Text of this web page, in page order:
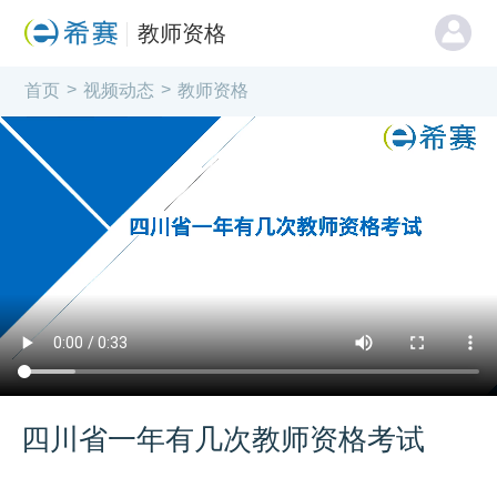
教师资格
首页 > 视频动态 > 教师资格
四川省一年有几次教师资格考试